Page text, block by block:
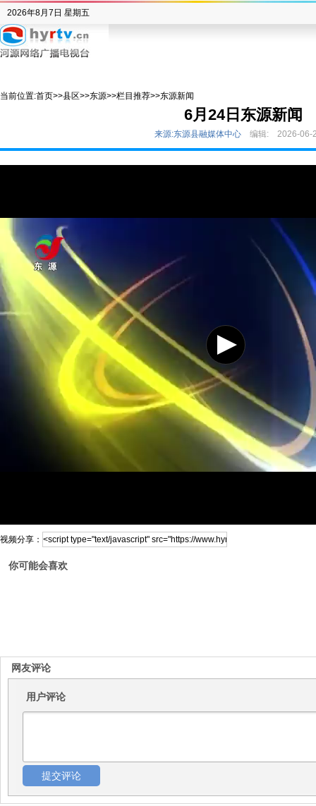
2026年8月7日 星期五
当前位置:首页>>县区>>东源>>栏目推荐>>东源新闻
6月24日东源新闻
来源:东源县融媒体中心 编辑: 2026-06-
视频分享：
你可能会喜欢
网友评论
用户评论